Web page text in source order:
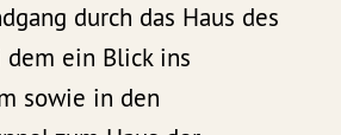
durch das Haus des
dem ein Blick ins
sowie in den